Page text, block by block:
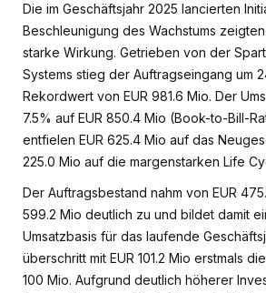
Die im Geschäftsjahr 2025 lancierten
Beschleunigung des Wachstums
starke Wirkung. Getrieben von der
Systems stieg der Auftragseingang um
Rekordwert von EUR 981.6 Mio. Der
7.5% auf EUR 850.4 Mio (Book-to-Bill-
entfielen EUR 625.4 Mio auf das
225.0 Mio auf die margenstarken Life
Der Auftragsbestand nahm von EUR
599.2 Mio deutlich zu und bildet damit
Umsatzbasis für das laufende
überschritt mit EUR 101.2 Mio erstmals
100 Mio. Aufgrund deutlich höherer